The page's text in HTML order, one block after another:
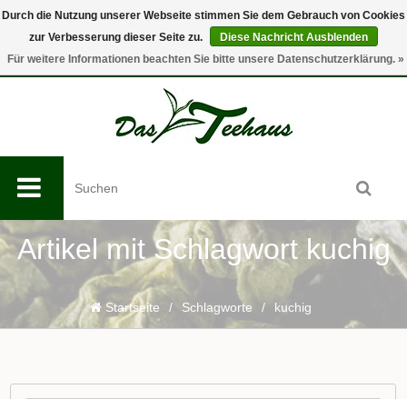
0
Artikel mit Schlagwort kuchig
Startseite / Schlagworte / kuchig
Durch die Nutzung unserer Webseite stimmen Sie dem Gebrauch von Cookies
zur Verbesserung dieser Seite zu.
Diese Nachricht Ausblenden
Für weitere Informationen beachten Sie bitte unsere Datenschutzerklärung. »